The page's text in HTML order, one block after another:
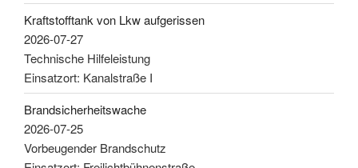
Kraftstofftank von Lkw aufgerissen
2026-07-27
Technische Hilfeleistung
Einsatzort: Kanalstraße I
Brandsicherheitswache
2026-07-25
Vorbeugender Brandschutz